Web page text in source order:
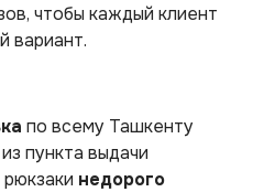
чтобы каждый клиент
вариант.
по всему Ташкенту
из пункта выдачи
недорого